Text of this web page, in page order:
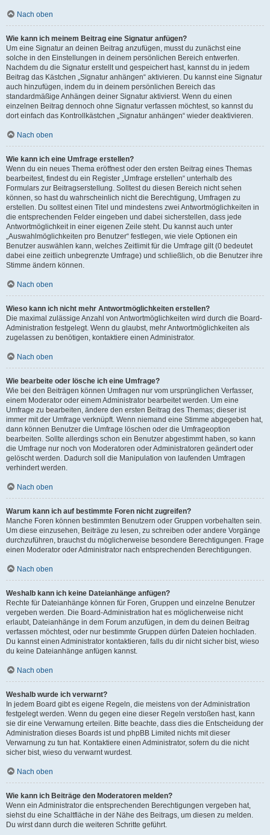
Nach oben
Wie kann ich meinem Beitrag eine Signatur anfügen?
Um eine Signatur an deinen Beitrag anzufügen, musst du zunächst eine
solche in den Einstellungen in deinem persönlichen Bereich entwerfen.
Nachdem du die Signatur erstellt und gespeichert hast, kannst du in jedem
Beitrag das Kästchen „Signatur anhängen“ aktivieren. Du kannst eine Signatur
auch hinzufügen, indem du in deinem persönlichen Bereich das
standardmäßige Anhängen deiner Signatur aktivierst. Wenn du einen
einzelnen Beitrag dennoch ohne Signatur verfassen möchtest, so kannst du
dort einfach das Kontrollkästchen „Signatur anhängen“ wieder deaktivieren.
Nach oben
Wie kann ich eine Umfrage erstellen?
Wenn du ein neues Thema eröffnest oder den ersten Beitrag eines Themas
bearbeitest, findest du ein Register „Umfrage erstellen“ unterhalb des
Formulars zur Beitragserstellung. Solltest du diesen Bereich nicht sehen
können, so hast du wahrscheinlich nicht die Berechtigung, Umfragen zu
erstellen. Du solltest einen Titel und mindestens zwei Antwortmöglichkeiten in
die entsprechenden Felder eingeben und dabei sicherstellen, dass jede
Antwortmöglichkeit in einer eigenen Zeile steht. Du kannst auch unter
„Auswahlmöglichkeiten pro Benutzer“ festlegen, wie viele Optionen ein
Benutzer auswählen kann, welches Zeitlimit für die Umfrage gilt (0 bedeutet
dabei eine zeitlich unbegrenzte Umfrage) und schließlich, ob die Benutzer ihre
Stimme ändern können.
Nach oben
Wieso kann ich nicht mehr Antwortmöglichkeiten erstellen?
Die maximal zulässige Anzahl von Antwortmöglichkeiten wird durch die Board-
Administration festgelegt. Wenn du glaubst, mehr Antwortmöglichkeiten als
zugelassen zu benötigen, kontaktiere einen Administrator.
Nach oben
Wie bearbeite oder lösche ich eine Umfrage?
Wie bei den Beiträgen können Umfragen nur vom ursprünglichen Verfasser,
einem Moderator oder einem Administrator bearbeitet werden. Um eine
Umfrage zu bearbeiten, ändere den ersten Beitrag des Themas; dieser ist
immer mit der Umfrage verknüpft. Wenn niemand eine Stimme abgegeben hat,
dann können Benutzer die Umfrage löschen oder die Umfrageoption
bearbeiten. Sollte allerdings schon ein Benutzer abgestimmt haben, so kann
die Umfrage nur noch von Moderatoren oder Administratoren geändert oder
gelöscht werden. Dadurch soll die Manipulation von laufenden Umfragen
verhindert werden.
Nach oben
Warum kann ich auf bestimmte Foren nicht zugreifen?
Manche Foren können bestimmten Benutzern oder Gruppen vorbehalten sein.
Um diese einzusehen, Beiträge zu lesen, zu schreiben oder andere Vorgänge
durchzuführen, brauchst du möglicherweise besondere Berechtigungen. Frage
einen Moderator oder Administrator nach entsprechenden Berechtigungen.
Nach oben
Weshalb kann ich keine Dateianhänge anfügen?
Rechte für Dateianhänge können für Foren, Gruppen und einzelne Benutzer
vergeben werden. Die Board-Administration hat es möglicherweise nicht
erlaubt, Dateianhänge in dem Forum anzufügen, in dem du deinen Beitrag
verfassen möchtest, oder nur bestimmte Gruppen dürfen Dateien hochladen.
Du kannst einen Administrator kontaktieren, falls du dir nicht sicher bist, wieso
du keine Dateianhänge anfügen kannst.
Nach oben
Weshalb wurde ich verwarnt?
In jedem Board gibt es eigene Regeln, die meistens von der Administration
festgelegt werden. Wenn du gegen eine dieser Regeln verstoßen hast, kann
sie dir eine Verwarnung erteilen. Bitte beachte, dass dies die Entscheidung der
Administration dieses Boards ist und phpBB Limited nichts mit dieser
Verwarnung zu tun hat. Kontaktiere einen Administrator, sofern du die nicht
sicher bist, wieso du verwarnt wurdest.
Nach oben
Wie kann ich Beiträge den Moderatoren melden?
Wenn ein Administrator die entsprechenden Berechtigungen vergeben hat,
siehst du eine Schaltfläche in der Nähe des Beitrags, um diesen zu melden.
Du wirst dann durch die weiteren Schritte geführt.